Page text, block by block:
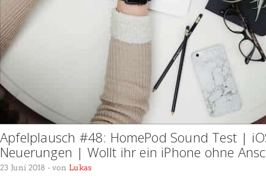
Apfelplausch #48: HomePod Sound Test |
Neuerungen | Wollt ihr ein iPhone ohne
23 Juni 2018 - von Lukas